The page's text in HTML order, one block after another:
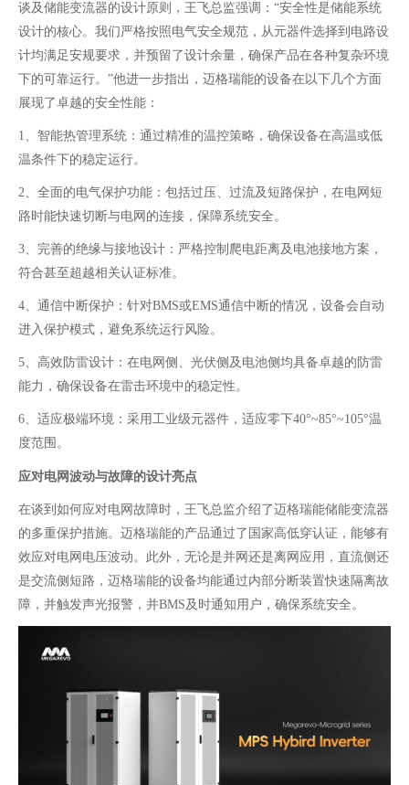
谈及储能变流器的设计原则，王飞总监强调： “安全性是储能系统
设计的核心。我们严格按照电气安全规范，从元器件选择到电路设
计均满足安规要求，并预留了设计余量，确保产品在各种复杂环境
下的可靠运行。”他进一步指出，迈格瑞能的设备在以下几个方面
展现了卓越的安全性能：
1、智能热管理系统：通过精准的温控策略，确保设备在高温或低
温条件下的稳定运行。
2、全面的电气保护功能：包括过压、过流及短路保护，在电网短
路时能快速切断与电网的连接，保障系统安全。
3、完善的绝缘与接地设计：严格控制爬电距离及电池接地方案，
符合甚至超越相关认证标准。
4、通信中断保护：针对BMS或EMS通信中断的情况，设备会自动
进入保护模式，避免系统运行风险。
5、高效防雷设计：在电网侧、光伏侧及电池侧均具备卓越的防雷
能力，确保设备在雷击环境中的稳定性。
6、适应极端环境：采用工业级元器件，适应零下40°~85°~105°温
度范围。
应对电网波动与故障的设计亮点
在谈到如何应对电网故障时，王飞总监介绍了迈格瑞能储能变流器
的多重保护措施。迈格瑞能的产品通过了国家高低穿认证，能够有
效应对电网电压波动。此外，无论是并网还是离网应用，直流侧还
是交流侧短路，迈格瑞能的设备均能通过内部分断装置快速隔离故
障，并触发声光报警，并BMS及时通知用户，确保系统安全。